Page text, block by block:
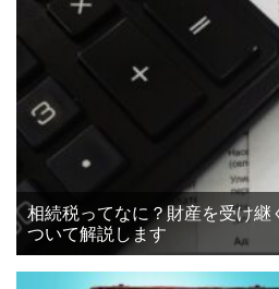
相続税ってなに？財産を受け継
ついて解説します